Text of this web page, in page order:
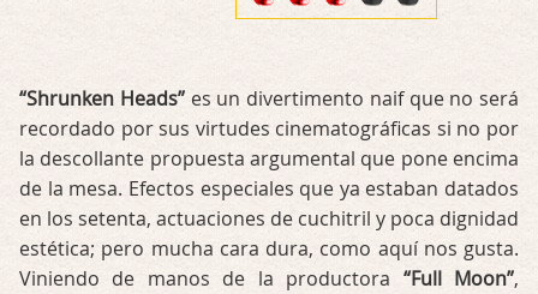
“Shrunken Heads”es un divertimento naif que no será
recordado por sus virtudes cinematográficas si no por
la descollante propuesta argumental que pone encima
de la mesa. Efectos especiales que ya estaban datados
en los setenta, actuaciones de cuchitril y poca dignidad
estética; pero mucha cara dura, como aquí nos gusta.
Viniendo de manos de la productora “Full Moon”,